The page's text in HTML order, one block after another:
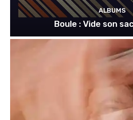
ALBUMS
Boule : Vide son